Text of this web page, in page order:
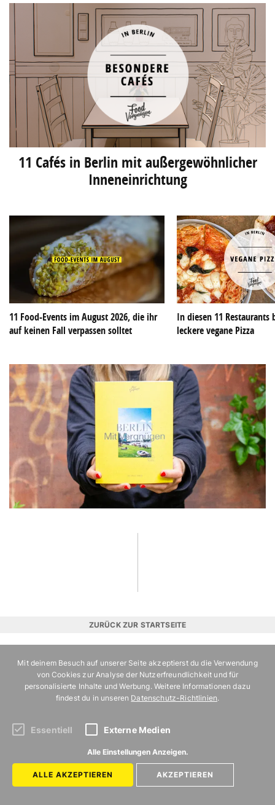
11 Cafés in Berlin mit außergewöhnlicher
Inneneinrichtung
11 Food-Events im August 2026, die ihr
auf keinen Fall verpassen solltet
In diesen 11
leckere vegane Pizza
ZURÜCK ZUR STARTSEITE
MIT
VERGNÜGEN
BERLIN
FOOD
UNTERHALTUNG
HAMBURG
MÜNCHEN
Mit deinem Besuch auf unserer Seite akzeptierst du die Verwendung
von Cookies zur Analyse der Nutzerfreundlichkeit und für
personalisierte Inhalte und Werbung. Weitere Informationen dazu
findest du in unseren Datenschutz-Richtlinien.
Essentiell Externe Medien
Alle Einstellungen Anzeigen.
ALLE AKZEPTIEREN AKZEPTIEREN